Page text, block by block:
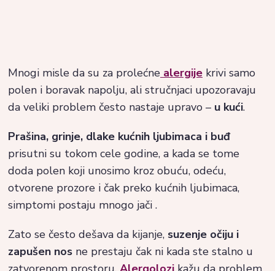
Mnogi misle da su za prolećne alergije krivi samo
polen i boravak napolju, ali stručnjaci upozoravaju
da veliki problem često nastaje upravo – u kući.
Prašina, grinje, dlake kućnih ljubimaca i buđ
prisutni su tokom cele godine, a kada se tome
doda polen koji unosimo kroz obuću, odeću,
otvorene prozore i čak preko kućnih ljubimaca,
simptomi postaju mnogo jači .
Zato se često dešava da kijanje, suzenje očiju i
zapušen nos ne prestaju čak ni kada ste stalno u